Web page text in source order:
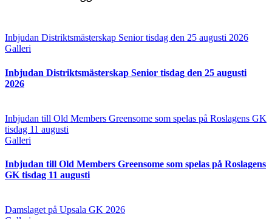
Inbjudan Distriktsmästerskap Senior tisdag den 25 augusti 2026
Galleri
Inbjudan Distriktsmästerskap Senior tisdag den 25 augusti
2026
Inbjudan till Old Members Greensome som spelas på Roslagens GK
tisdag 11 augusti
Galleri
Inbjudan till Old Members Greensome som spelas på Roslagens
GK tisdag 11 augusti
Damslaget på Upsala GK 2026